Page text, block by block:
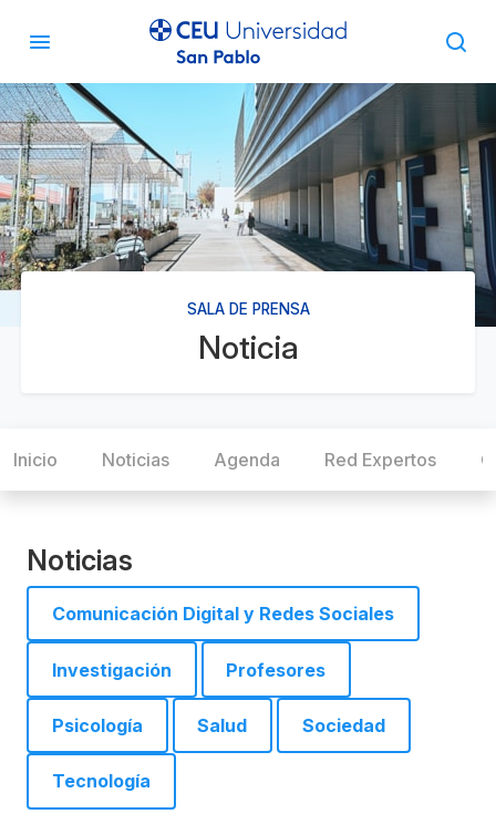
SALA DE PRENSA
Noticia
Inicio Noticias Agenda Red Expertos
Noticias
Comunicación Digital y Redes Sociales
Investigación Profesores
Psicología Salud Sociedad
Tecnología